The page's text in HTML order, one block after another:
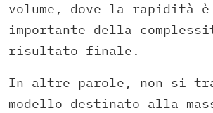
volume, dove la rapidità
importante della
risultato finale.
In altre parole, non si
modello destinato alla